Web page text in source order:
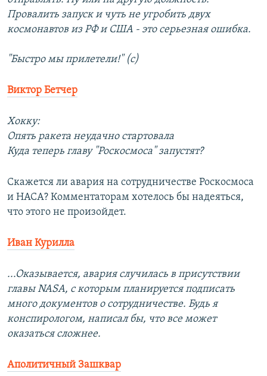
Провалить запуск и чуть не угробить двух
космонавтов из РФ и США - это серьезная ошибка.
"Быстро мы прилетели!" (с)
Виктор Бетчер
Хокку:
Опять ракета неудачно стартовала
Куда теперь главу "Роскосмоса" запустят?
Скажется ли авария на сотрудничестве Роскосмоса
и НАСА? Комментаторам хотелось бы надеяться,
что этого не произойдет.
Иван Курилла
...Оказывается, авария случилась в присутствии
главы NASA, с которым планируется подписать
много документов о сотрудничестве. Будь я
конспирологом, написал бы, что все может
оказаться сложнее.
Аполитичный Зашквар